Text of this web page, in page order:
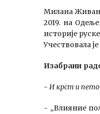
Милана
2019. на
историје
Учествовала
Изабрани
- И крст и
- „Влияние